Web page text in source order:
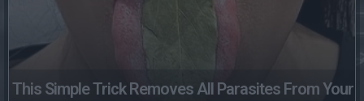
This Simple Trick Removes All Parasites From Your